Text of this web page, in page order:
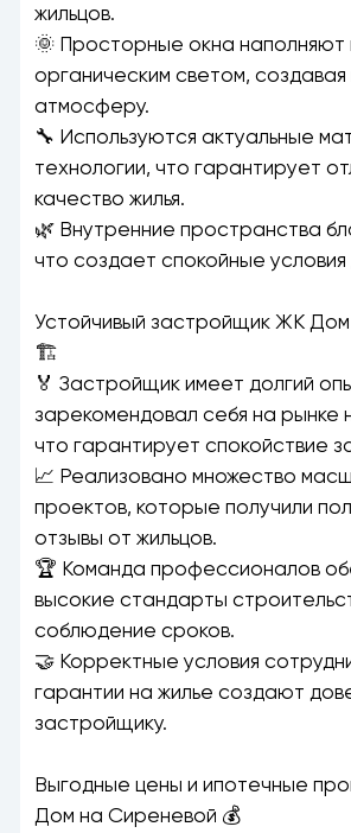
жильцов.
🌞 Просторные окна
органическим светом,
атмосферу.
🔧 Используются актуальные
технологии, что гарантирует
качество жилья.
🌿 Внутренние пространства
что создает спокойные условия
Устойчивый застройщик ЖК
🏗️
🏅 Застройщик имеет долгий
зарекомендовал себя на рынке
что гарантирует спокойствие
📈 Реализовано множество
проектов, которые получили
отзывы от жильцов.
🏆 Команда профессионалов
высокие стандарты
соблюдение сроков.
🤝 Корректные условия
гарантии на жилье создают
застройщику.
Выгодные цены и ипотечные
Дом на Сиреневой 💰